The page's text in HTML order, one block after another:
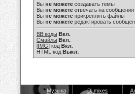
Вы не можете создавать темы
Вы не можете отвечать на сообщения
Вы не можете прикреплять файлы
Вы не можете редактировать
BB коды Вкл.
Смайлы Вкл.
[IMG] код Вкл.
HTML код Выкл.
Музыка Dj mixes